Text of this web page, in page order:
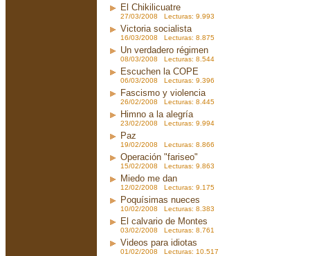
El Chikilicuatre
27/03/2008 Lecturas: 9.993
Victoria socialista
16/03/2008 Lecturas: 8.875
Un verdadero régimen
08/03/2008 Lecturas: 8.544
Escuchen la COPE
06/03/2008 Lecturas: 9.396
Fascismo y violencia
26/02/2008 Lecturas: 8.445
Himno a la alegría
23/02/2008 Lecturas: 9.994
Paz
19/02/2008 Lecturas: 8.866
Operación "fariseo"
15/02/2008 Lecturas: 9.863
Miedo me dan
12/02/2008 Lecturas: 9.175
Poquísimas nueces
10/02/2008 Lecturas: 8.383
El calvario de Montes
03/02/2008 Lecturas: 8.761
Videos para idiotas
01/02/2008 Lecturas: 10.517